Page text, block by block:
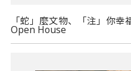
「蛇」麼文物、「注」你
Open House